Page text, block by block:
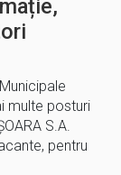
multe posturi
S.A.
pentru